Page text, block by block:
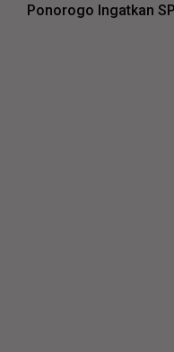
Ponorogo Ingatkan